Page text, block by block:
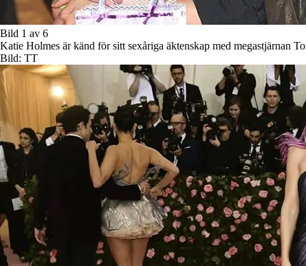
Bild 1 av 6
Katie Holmes är känd för sitt sexåriga äktenskap med megastjärnan
Bild: TT